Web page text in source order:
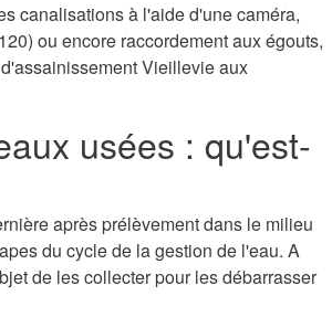
canalisations à l'aide d'une caméra,
ou encore raccordement aux égouts,
Vieillevie aux
usées : qu'est-
après prélèvement dans le milieu
du cycle de la gestion de l'eau. A
de les collecter pour les débarrasser